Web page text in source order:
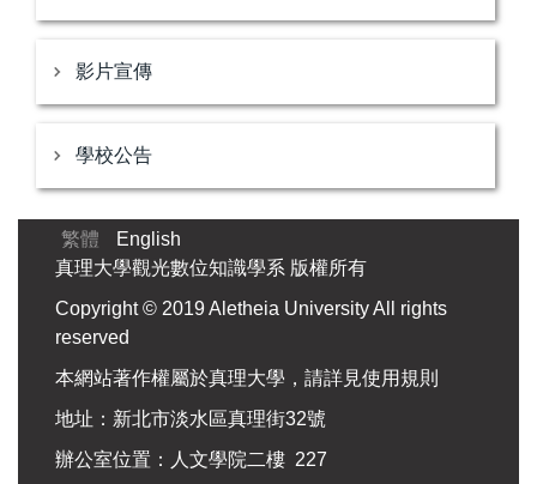
影片宣傳
學校公告
繁體
English
真理大學觀光數位知識學系 版權所有
Copyright © 2019 Aletheia University All rights
reserved
本網站著作權屬於真理大學，請詳見使用規則
地址：新北市淡水區真理街32號
辦公室位置：人文學院二樓 227